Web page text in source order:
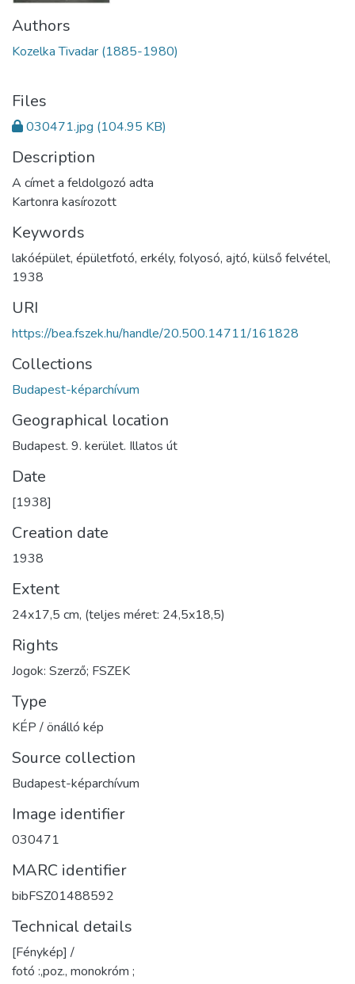
Authors
Kozelka Tivadar (1885-1980)
Files
030471.jpg (104.95 KB)
Description
A címet a feldolgozó adta
Kartonra kasírozott
Keywords
lakóépület, épületfotó, erkély, folyosó, ajtó, külső felvétel,
1938
URI
https://bea.fszek.hu/handle/20.500.14711/161828
Collections
Budapest-képarchívum
Geographical location
Budapest. 9. kerület. Illatos út
Date
[1938]
Creation date
1938
Extent
24x17,5 cm, (teljes méret: 24,5x18,5)
Rights
Jogok: Szerző; FSZEK
Type
KÉP / önálló kép
Source collection
Budapest-képarchívum
Image identifier
030471
MARC identifier
bibFSZ01488592
Technical details
[Fénykép] /
fotó :,poz., monokróm ;